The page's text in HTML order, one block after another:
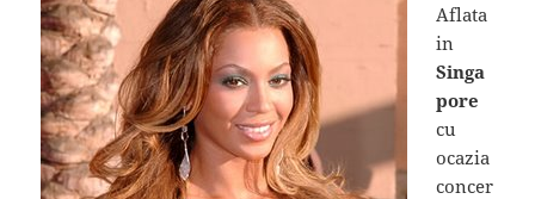
Aflata
in
Singa
pore
cu
ocazia
concer